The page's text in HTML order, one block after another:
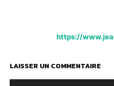
https://
LAISSER UN COMMENTAIRE